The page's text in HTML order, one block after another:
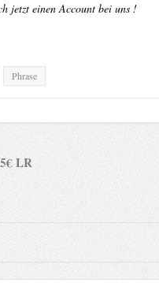
jetzt einen Account bei uns !
Phrase
LR